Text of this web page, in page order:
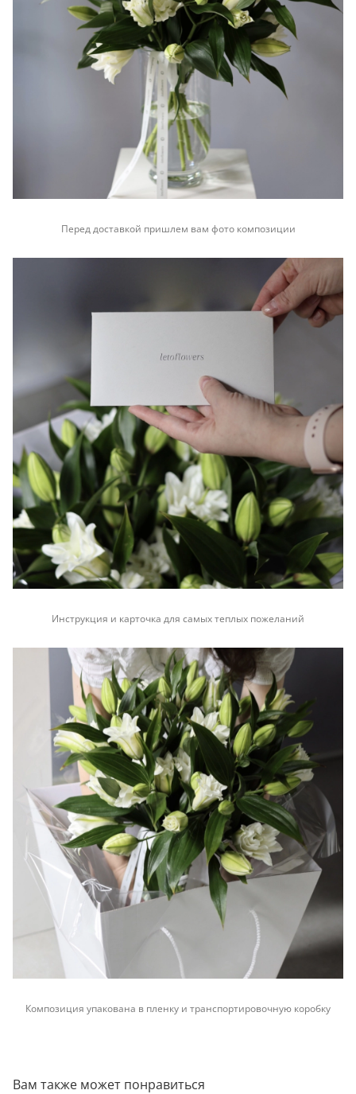
Перед доставкой пришлем вам фото композиции
Инструкция и карточка для самых теплых пожеланий
Композиция упакована в пленку и транспортировочную коробку
Вам также может понравиться